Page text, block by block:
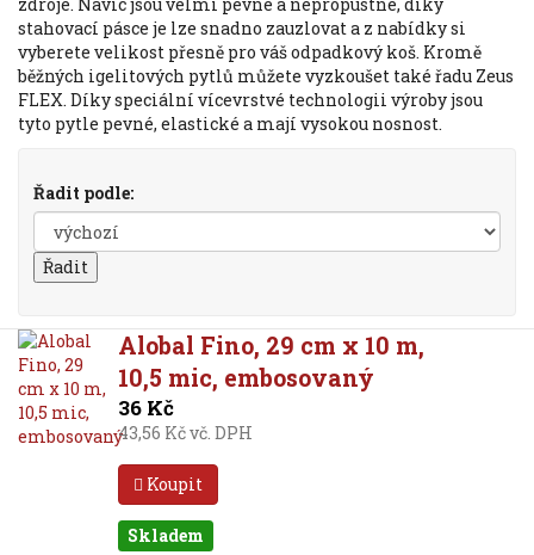
stahovací pásce je lze snadno zauzlovat a z nabídky si
vyberete velikost přesně pro váš odpadkový koš. Kromě
běžných igelitových pytlů můžete vyzkoušet také řadu Zeus
FLEX. Díky speciální vícevrstvé technologii výroby jsou
tyto pytle pevné, elastické a mají vysokou nosnost.
Řadit podle:
Alobal Fino, 29 cm x 10 m,
10,5 mic, embosovaný
36 Kč
43,56 Kč vč. DPH
Koupit
Skladem